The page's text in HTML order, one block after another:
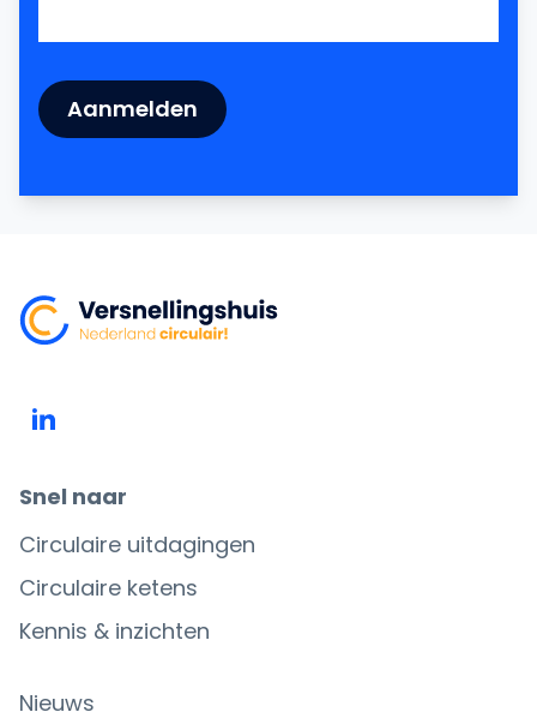
Aanmelden
Snel naar
Circulaire uitdagingen
Circulaire ketens
Kennis & inzichten
Nieuws